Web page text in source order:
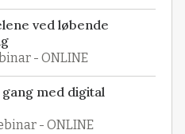
ved løbende
- ONLINE
med digital
- ONLINE